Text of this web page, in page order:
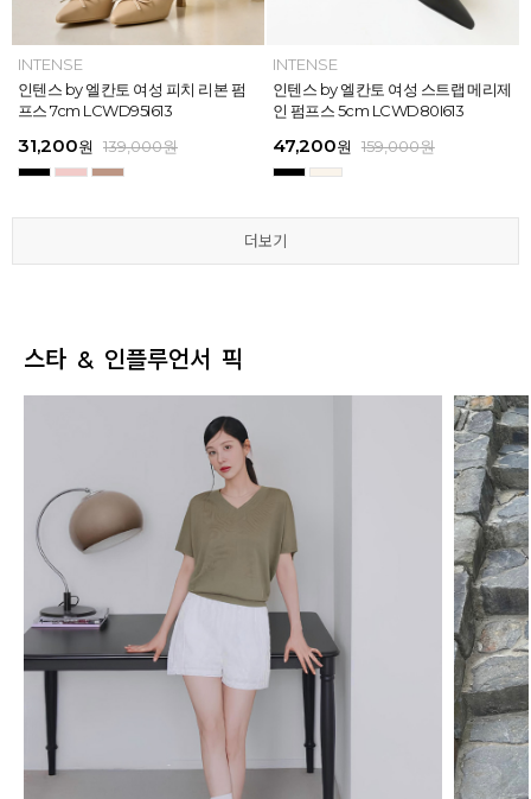
ELCANTO
[EXCLUSIVE] 노엘 엘칸토 여성 젤리
슈즈 2.3cm LCWW01U626
29,000원
MAZZ
마쯔 by 엘칸토 여성 크로스 와이드
스트랩 컴포트 샌들 3.5cm LCWW27
45,900원 159,000원
더보기
INTENSE
인텐스 by 엘칸토 여성 피치 리본 펌
프스 7cm LCWD95I613
31,200원 139,000원
INTENSE
인텐스 by 엘칸토 여성 스트랩 메리제
인 펌프스 5cm LCWD80I613
47,200원 159,000원
더보기
INTENSE
인텐스 by 엘칸토 여성 에나멜 스퀘어
오브제 플랫슈즈 1.5cm LCWD53I613
41,650원 149,000원
INTENSE
인텐스 by 엘칸토 여성 클래식 스트랩
로퍼 2cm LCWD72I613
27,920원 159,000원
더보기
MAZZ
마쯔 by 엘칸토 여성 투밴드 고프코어
플랫 캐주얼 2.5cm LCWC97M613
43,200원 159,000원
MAZZ
마쯔 by 엘칸토 여성 데이엔 스니커즈
3.5cm LCWS20M613
71,400원 189,000원
더보기
ELCANTO
[EXCLUSIVE] 노엘 엘칸토 여성 젤리
슈즈 2.3cm LCWW01U626
29,000원
MAZZ
마쯔 by 엘칸토 여성 크로스 와이드
스트랩 컴포트 샌들 3.5cm LCWW27
45,900원 159,000원
더보기
INTENSE
인텐스 by 엘칸토 여성 피치 리본 펌
프스 7cm LCWD95I613
31,200원 139,000원
INTENSE
인텐스 by 엘칸토 여성 스트랩 메리제
인 펌프스 5cm LCWD80I613
47,200원 159,000원
더보기
스타 & 인플루언서 픽